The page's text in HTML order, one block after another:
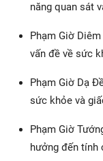
năng quan sát
Phạm Giờ
vấn đề về sức
Phạm Giờ Dạ
sức khỏe và
Phạm Giờ
hưởng đến tính